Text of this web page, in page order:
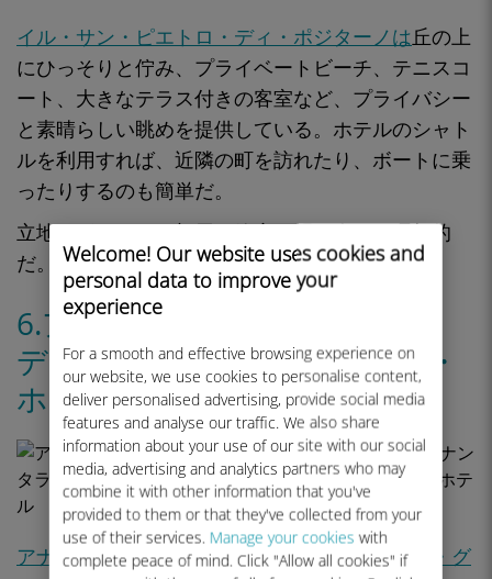
Welcome! Our website uses cookies and
personal data to improve your
experience
For a smooth and effective browsing experience on
our website, we use cookies to personalise content,
deliver personalised advertising, provide social media
features and analyse our traffic. We also share
information about your use of our site with our social
media, advertising and analytics partners who may
combine it with other information that you've
provided to them or that they've collected from your
use of their services. Manage your cookies with
complete peace of mind. Click "Allow all cookies" if
イル・サン・ピエトロ・ディ・ポジターノは丘の上
にひっそりと佇み、 プライベートビーチ、テニスコ
ート、大きなテラス付きの客室など、 プライバシー
と素晴らしい眺めを提供している。ホテルのシャト
ルを利用すれば、近隣の町を訪れたり、ボートに乗
ったりするのも簡単だ。
立地は穏やかで、部屋と静寂を望む人には理想的
だ。
6.アナンタラ・コンヴェント・
ディ・アマルフィ・グランド・
ホテル（アマルフィ）
アナンタラ・コンヴェント・ディ・アマルフィ・グ